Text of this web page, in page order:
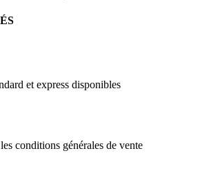
et express disponibles
conditions générales de vente